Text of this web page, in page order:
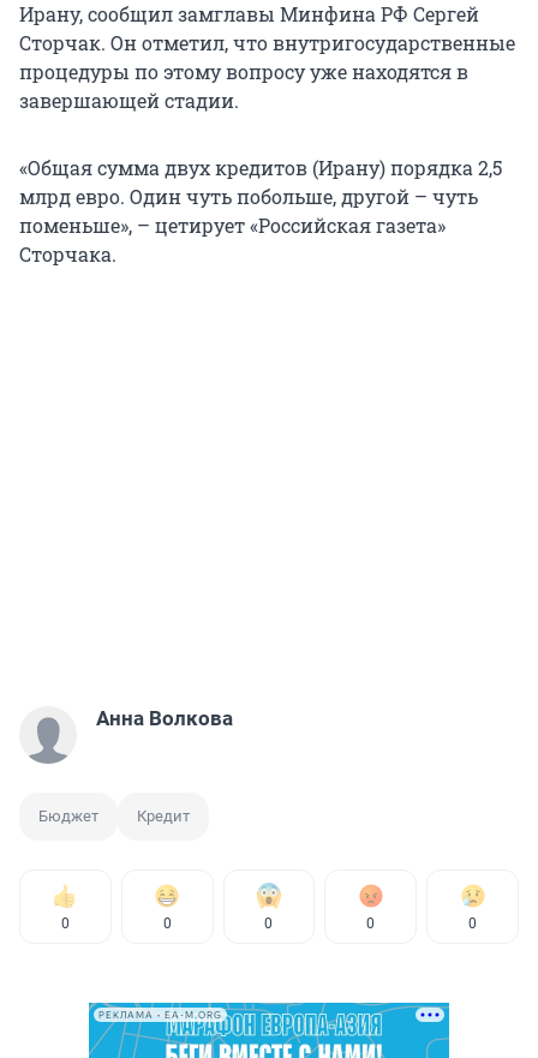
Ирану, сообщил замглавы Минфина РФ Сергей
Сторчак. Он отметил, что внутригосударственные
процедуры по этому вопросу уже находятся в
завершающей стадии.
«Общая сумма двух кредитов (Ирану) порядка 2,5
млрд евро. Один чуть побольше, другой – чуть
поменьше», – цетирует «Российская газета»
Сторчака.
Анна Волкова
Бюджет Кредит
0 0 0 0 0
РЕКЛАМА • EA-M.ORG